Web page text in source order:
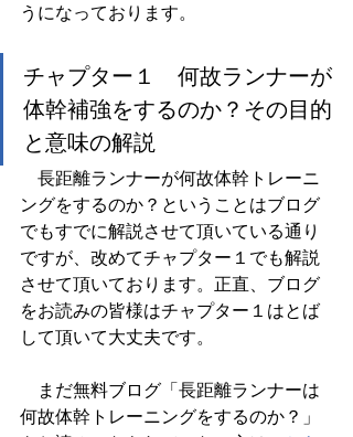
うになっております。
チャプター１　何故ランナーが
体幹補強をするのか？その目的
と意味の解説
長距離ランナーが何故体幹トレーニ
ングをするのか？ということはブログ
でもすでに解説させて頂いている通り
ですが、改めてチャプター１でも解説
させて頂いております。正直、ブログ
をお読みの皆様はチャプター１はとば
して頂いて大丈夫です。
まだ無料ブログ「長距離ランナーは
何故体幹トレーニングをするのか？」